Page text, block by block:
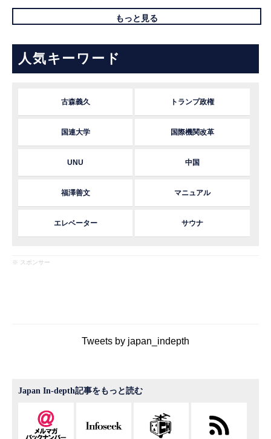
もっと見る
人気キーワード
古森義久 トランプ政権
国連大学 国際機関改革
UNU 中国
福澤善文 マニュアル
エレベーター サウナ
※ スポンサー
Tweets by japan_indepth
Japan In-depth記事をもっと読む